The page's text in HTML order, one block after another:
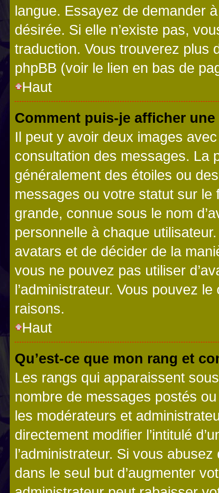
langue. Essayez de demander
désirée. Si elle n’existe pas,
traduction. Vous trouverez plus
phpBB (voir le lien en bas de
Haut
Comment puis-je afficher
Il peut y avoir deux images
consultation des messages. La
généralement des étoiles ou
messages ou votre statut sur
grande, connue sous le nom
personnelle à chaque utilisateur.
avatars et de décider de la
vous ne pouvez pas utiliser
l’administrateur. Vous pouvez
raisons.
Haut
Qu’est-ce que mon rang et
Les rangs qui apparaissent
nombre de messages postés
les modérateurs et
directement modifier l’intitulé
l’administrateur. Si vous
dans le seul but d’augmenter